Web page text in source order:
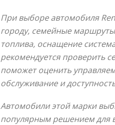
При выборе автомобиля
городу, семейные
топлива, оснащение
рекомендуется проверить
поможет оценить
обслуживание и
Автомобили этой марки
популярным решением для